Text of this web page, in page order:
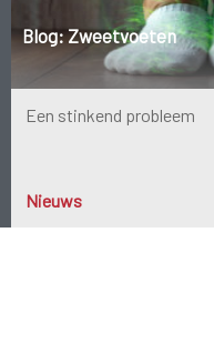
Blog: Zweetvoeten
Een stinkend probleem
Nieuws